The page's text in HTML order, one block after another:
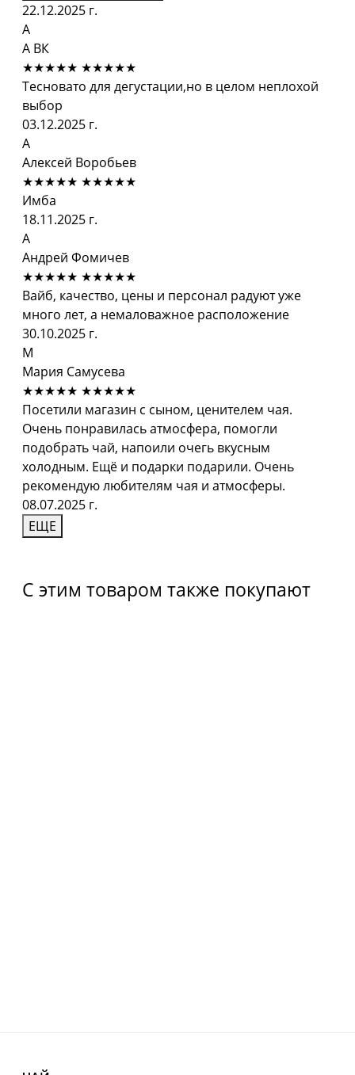
22.12.2025 г.
А
А ВК
★★★★★ ★★★★★
Тесновато для дегустации,но в целом неплохой
выбор
03.12.2025 г.
А
Алексей Воробьев
★★★★★ ★★★★★
Имба
18.11.2025 г.
А
Андрей Фомичев
★★★★★ ★★★★★
Вайб, качество, цены и персонал радуют уже
много лет, а немаловажное расположение
30.10.2025 г.
М
Мария Самусева
★★★★★ ★★★★★
Посетили магазин с сыном, ценителем чая.
Очень понравилась атмосфера, помогли
подобрать чай, напоили очегь вкусным
холодным. Ещё и подарки подарили. Очень
рекомендую любителям чая и атмосферы.
08.07.2025 г.
ЕЩЕ
С этим товаром также покупают